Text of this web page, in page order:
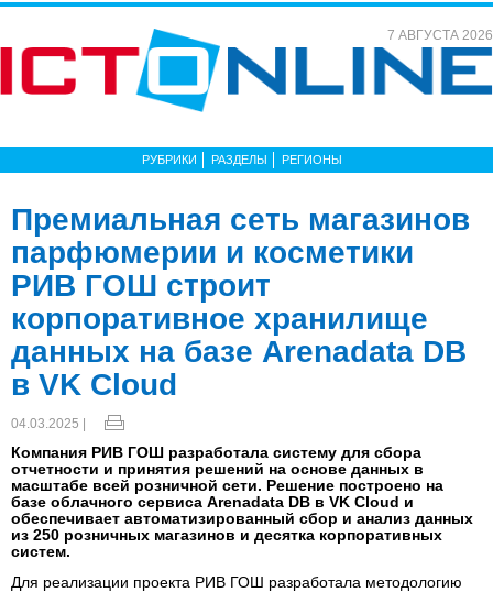
7 АВГУСТА 2026
РУБРИКИ РАЗДЕЛЫ РЕГИОНЫ
Премиальная сеть магазинов
парфюмерии и косметики
РИВ ГОШ строит
корпоративное хранилище
данных на базе Arenadata DB
в VK Cloud
04.03.2025 |
Компания РИВ ГОШ разработала систему для сбора
отчетности и принятия решений на основе данных в
масштабе всей розничной сети. Решение построено на
базе облачного сервиса Arenadata DB в VK Cloud и
обеспечивает автоматизированный сбор и анализ данных
из 250 розничных магазинов и десятка корпоративных
систем.
Для реализации проекта РИВ ГОШ разработала методологию